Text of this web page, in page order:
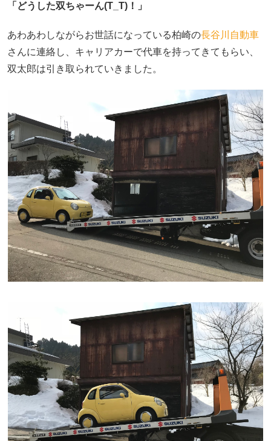
「どうした双ちゃーん(T_T)！」
あわあわしながらお世話になっている柏崎の長谷川自動車
さんに連絡し、キャリアカーで代車を持ってきてもらい、
双太郎は引き取られていきました。